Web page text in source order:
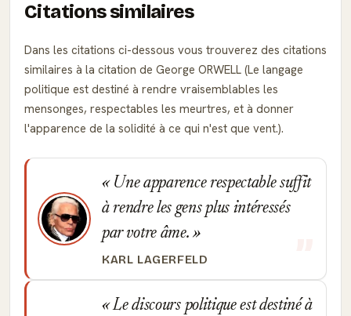
Citations similaires
Dans les citations ci-dessous vous trouverez des citations
similaires à la citation de George ORWELL (Le langage
politique est destiné à rendre vraisemblables les
mensonges, respectables les meurtres, et à donner
l'apparence de la solidité à ce qui n'est que vent.).
Une apparence respectable suffit
à rendre les gens plus intéressés
par votre âme.
KARL LAGERFELD
Le discours politique est destiné à